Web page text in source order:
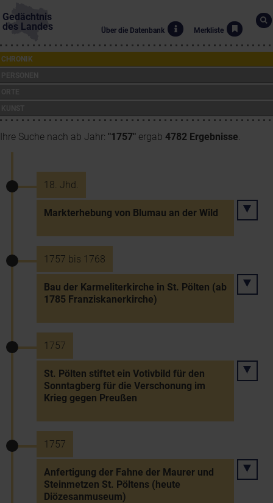
Gedächtnis
des Landes
Über die Datenbank Merkliste
CHRONIK
Ihre Suche nach ab Jahr: "1757" ergab 4782 Ergebnisse.
18. Jhd.
Markterhebung von Blumau an der Wild
1757 bis 1768
Bau der Karmeliterkirche in St. Pölten (ab
1785 Franziskanerkirche)
1757
St. Pölten stiftet ein Votivbild für den
Sonntagberg für die Verschonung im
Krieg gegen Preußen
1757
Anfertigung der Fahne der Maurer und
Steinmetzen St. Pöltens (heute
Diözesanmuseum)